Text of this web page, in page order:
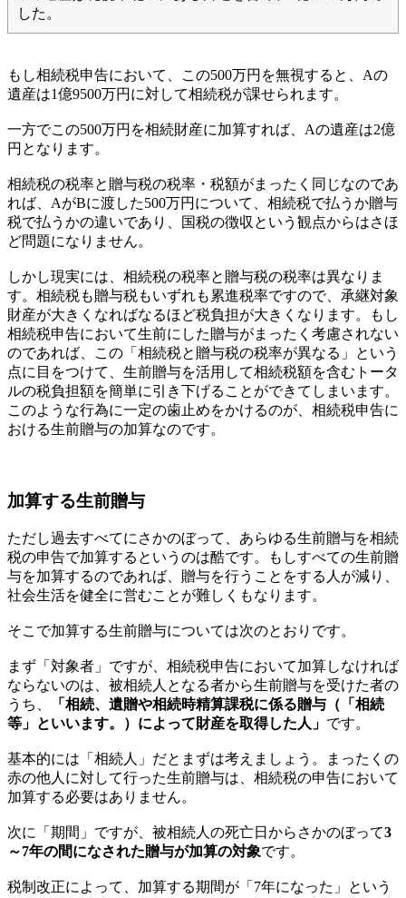
した。
もし相続税申告において、この500万円を無視すると、Aの
遺産は1億9500万円に対して相続税が課せられます。
一方でこの500万円を相続財産に加算すれば、Aの遺産は2億
円となります。
相続税の税率と贈与税の税率・税額がまったく同じなのであ
れば、AがBに渡した500万円について、相続税で払うか贈与
税で払うかの違いであり、国税の徴収という観点からはさほ
ど問題になりません。
しかし現実には、相続税の税率と贈与税の税率は異なりま
す。相続税も贈与税もいずれも累進税率ですので、承継対象
財産が大きくなればなるほど税負担が大きくなります。もし
相続税申告において生前にした贈与がまったく考慮されない
のであれば、この「相続税と贈与税の税率が異なる」という
点に目をつけて、生前贈与を活用して相続税額を含むトータ
ルの税負担額を簡単に引き下げることができてしまいます。
このような行為に一定の歯止めをかけるのが、相続税申告に
おける生前贈与の加算なのです。
加算する生前贈与
ただし過去すべてにさかのぼって、あらゆる生前贈与を相続
税の申告で加算するというのは酷です。もしすべての生前贈
与を加算するのであれば、贈与を行うことをする人が減り、
社会生活を健全に営むことが難しくもなります。
そこで加算する生前贈与については次のとおりです。
まず「対象者」ですが、相続税申告において加算しなければ
ならないのは、被相続人となる者から生前贈与を受けた者の
うち、
「相続、遺贈や相続時精算課税に係る贈与（「相続
等」といいます。）によって財産を取得した人」 です。
基本的には「相続人」だとまずは考えましょう。まったくの
赤の他人に対して行った生前贈与は、相続税の申告において
加算する必要はありません。
次に「期間」ですが、被相続人の死亡日からさかのぼって3
～7年の間になされた贈与が加算の対象です。
税制改正によって、加算する期間が「7年になった」という